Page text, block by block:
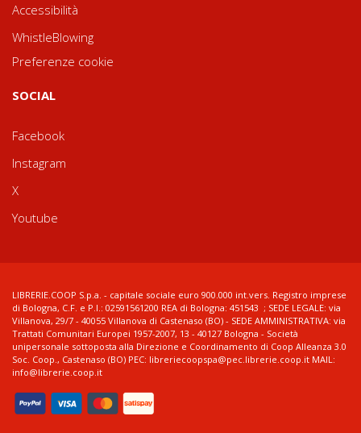
Accessibilità
WhistleBlowing
Preferenze cookie
SOCIAL
Facebook
Instagram
X
Youtube
LIBRERIE.COOP S.p.a. - capitale sociale euro 900.000 int.vers. Registro imprese
di Bologna, C.F. e P.I.: 02591561200 REA di Bologna: 451543 ; SEDE LEGALE: via
Villanova, 29/7 - 40055 Villanova di Castenaso (BO) - SEDE AMMINISTRATIVA: via
Trattati Comunitari Europei 1957-2007, 13 - 40127 Bologna - Società
unipersonale sottoposta alla Direzione e Coordinamento di Coop Alleanza 3.0
Soc. Coop., Castenaso (BO) PEC: libreriecoopspa@pec.librerie.coop.it MAIL:
info@librerie.coop.it